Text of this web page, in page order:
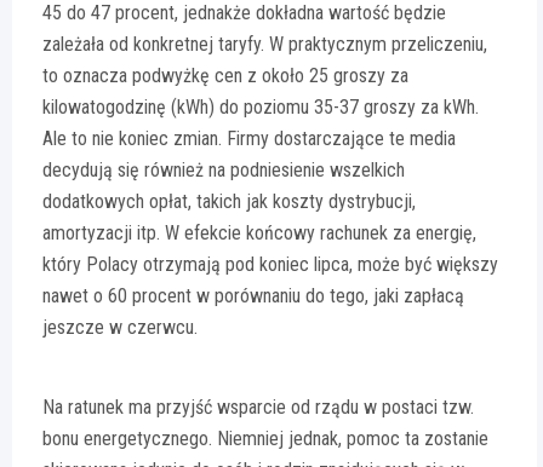
45 do 47 procent, jednakże dokładna wartość będzie
zależała od konkretnej taryfy. W praktycznym przeliczeniu,
to oznacza podwyżkę cen z około 25 groszy za
kilowatogodzinę (kWh) do poziomu 35-37 groszy za kWh.
Ale to nie koniec zmian. Firmy dostarczające te media
decydują się również na podniesienie wszelkich
dodatkowych opłat, takich jak koszty dystrybucji,
amortyzacji itp. W efekcie końcowy rachunek za energię,
który Polacy otrzymają pod koniec lipca, może być większy
nawet o 60 procent w porównaniu do tego, jaki zapłacą
jeszcze w czerwcu.
Na ratunek ma przyjść wsparcie od rządu w postaci tzw.
bonu energetycznego. Niemniej jednak, pomoc ta zostanie